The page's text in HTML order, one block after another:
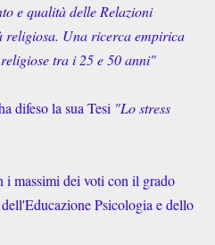
e qualità delle Relazioni
religiosa. Una ricerca empirica
tra i 25 e 50 anni"
difeso la sua Tesi "Lo stress
i massimi dei voti con il grado
Psicologia e dello